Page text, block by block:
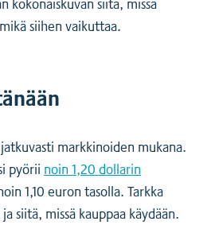
siihen vaikuttaa.
markkinoiden mukana.
pyörii noin 1,20 dollarin
1,10 euron tasolla. Tarkka
siitä, missä kauppaa käydään.